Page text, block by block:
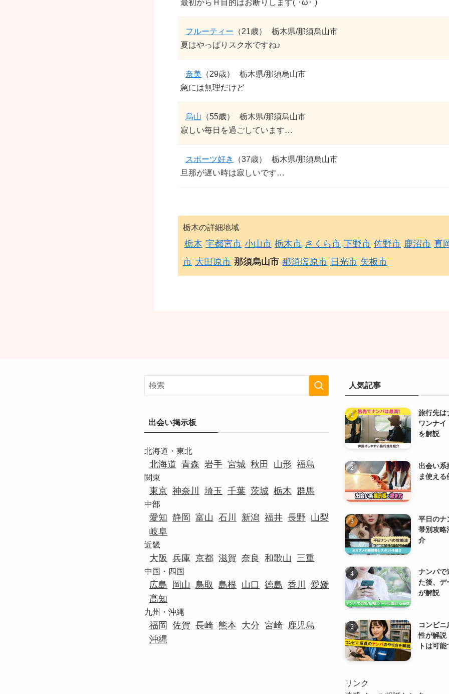
最初からＨ目的はお断りします(´･ω･`)
フルーティー （21歳）
栃木県/那須烏山市
夏はやっぱりスク水ですね♪
奈美 （29歳）
栃木県/那須烏山市
急には無理だけど
烏山 （55歳）
栃木県/那須烏山市
寂しい毎日を過ごしています…
スポーツ好き （37歳）
栃木県/那須烏山市
旦那が遅い時は寂しいです…
栃木の詳細地域
栃木 宇都宮市 小山市 栃木市 さくら市 下野市 佐野市 鹿沼市 真
市 大田原市 那須烏山市 那須塩原市 日光市 矢板市
出会い掲示板
北海道・東北
北海道 青森 岩手 宮城 秋田 山形 福島
関東
東京 神奈川 埼玉 千葉 茨城 栃木 群馬
中部
愛知 静岡 富山 石川 新潟 福井 長野 山梨
岐阜
近畿
大阪 兵庫 京都 滋賀 奈良 和歌山 三重
中国・四国
広島 岡山 鳥取 島根 山口 徳島 香川
愛媛
高知
九州・沖縄
福岡 佐賀 長崎 熊本 大分 宮崎 鹿児島
沖縄
人気記事
旅行先は
ワンナ
を解説
出会い系
ま使え
平日のナ
帯別攻略
介
ナンパで
た後、デ
が解説
コンビ
性が解説
トは可能
リンク